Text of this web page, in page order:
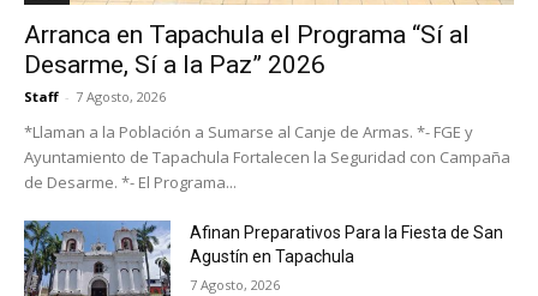
Arranca en Tapachula el Programa “Sí al
Desarme, Sí a la Paz” 2026
Staff - 7 Agosto, 2026
*Llaman a la Población a Sumarse al Canje de Armas. *- FGE y
Ayuntamiento de Tapachula Fortalecen la Seguridad con Campaña
de Desarme. *- El Programa...
Afinan Preparativos Para la Fiesta de San
Agustín en Tapachula
7 Agosto, 2026